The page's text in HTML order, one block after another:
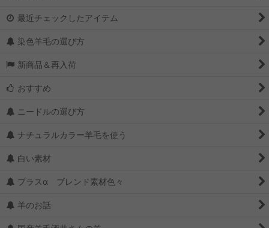
最近チェックしたアイテム
染色羊毛の選び方
新商品＆再入荷
おすすめ
ニードルの選び方
ナチュラルカラー羊毛を使う
白い素材
プラスα ブレンド素材色々
羊のお話